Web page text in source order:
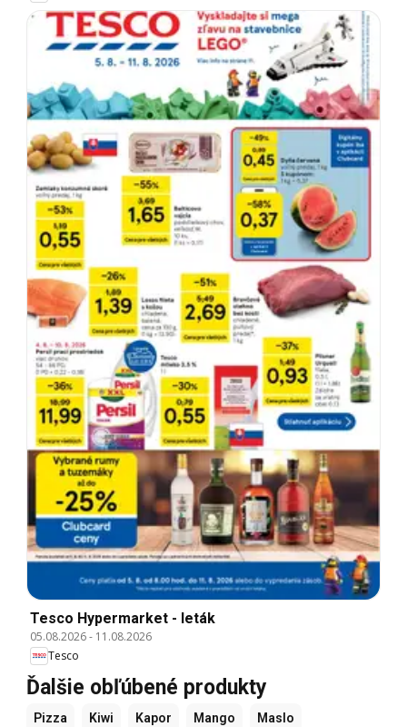
Tesco Hypermarket - leták
05.08.2026- 11.08.2026
Tesco
Ďalšie obľúbené produkty
Pizza Kiwi Kapor Mango Maslo